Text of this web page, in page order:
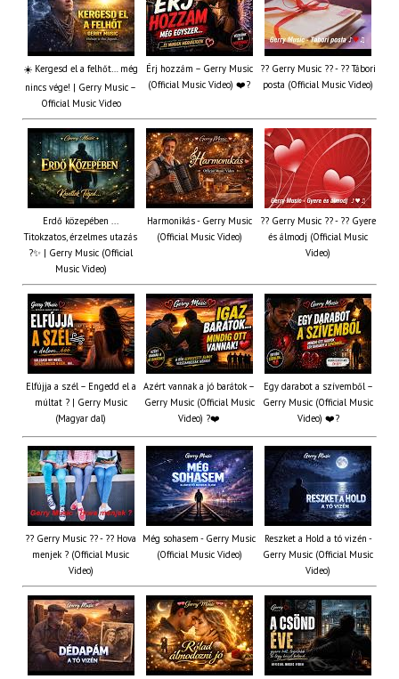
☀️ Kergesd el a felhőt… még
nincs vége! | Gerry Music –
Official Music Video
Érj hozzám – Gerry Music
(Official Music Video) ❤️?
?? Gerry Music ?? - ?? Tábori
posta (Official Music Video)
Erdő közepében ...
Titokzatos, érzelmes utazás
?✨ | Gerry Music (Official
Music Video)
Harmonikás - Gerry Music
(Official Music Video)
?? Gerry Music ?? - ?? Gyere
és álmodj (Official Music
Video)
Elfújja a szél – Engedd el a
múltat ? | Gerry Music
(Magyar dal)
Azért vannak a jó barátok –
Gerry Music (Official Music
Video) ?❤️
Egy darabot a szívemből –
Gerry Music (Official Music
Video) ❤️?
?? Gerry Music ?? - ?? Hova
menjek ? (Official Music
Video)
Még sohasem - Gerry Music
(Official Music Video)
Reszket a Hold a tó vizén -
Gerry Music (Official Music
Video)